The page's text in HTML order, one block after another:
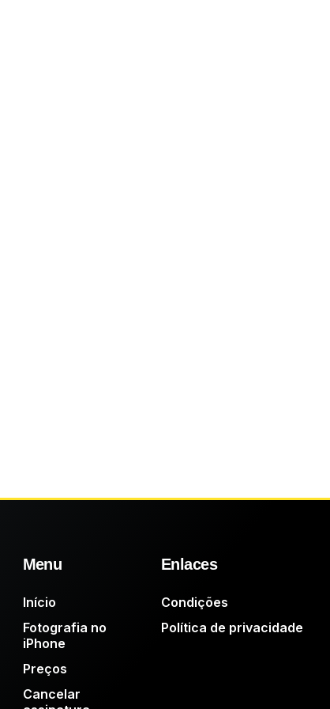
Menu
Início
Fotografia no
iPhone
Preços
Cancelar
Enlaces
Condições
Política de privacidade